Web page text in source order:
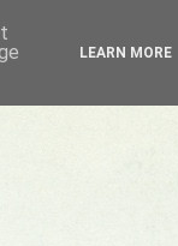
LEARN MORE